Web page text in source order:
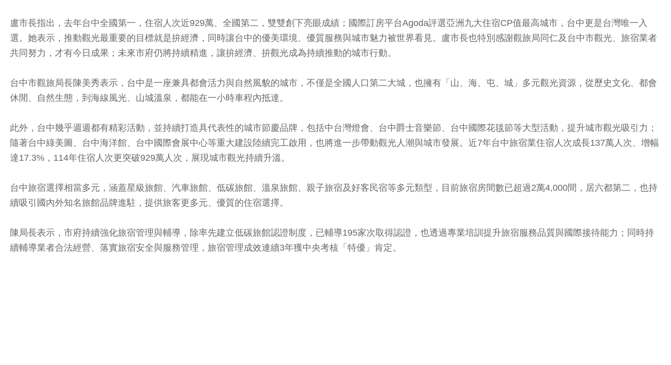
盧市長指出，去年台中全國第一，住宿人次近929萬、全國第二，雙雙創下亮眼成績；國際訂房平台Agoda評選亞洲九大住宿CP值最高城市，台中更是台灣唯一入
選。她表示，推動觀光最重要的目標就是拚經濟，同時讓台中的優美環境、優質服務與城市魅力被世界看見。盧市長也特別感謝觀旅局同仁及台中市觀光、旅宿業者
共同努力，才有今日成果；未來市府仍將持續精進，讓拚經濟、拚觀光成為持續推動的城市行動。
台中市觀旅局長陳美秀表示，台中是一座兼具都會活力與自然風貌的城市，不僅是全國人口第二大城，也擁有「山、海、屯、城」多元觀光資源，從歷史文化、都會
休閒、自然生態，到海線風光、山城溫泉，都能在一小時車程內抵達。
此外，台中幾乎週週都有精彩活動，並持續打造具代表性的城市節慶品牌，包括中台灣燈會、台中爵士音樂節、台中國際花毯節等大型活動，提升城市觀光吸引力；
隨著台中綠美圖、台中海洋館、台中國際會展中心等重大建設陸續完工啟用，也將進一步帶動觀光人潮與城市發展。近7年台中旅宿業住宿人次成長137萬人次、增幅
達17.3%，114年住宿人次更突破929萬人次，展現城市觀光持續升溫。
台中旅宿選擇相當多元，涵蓋星級旅館、汽車旅館、低碳旅館、溫泉旅館、親子旅宿及好客民宿等多元類型，目前旅宿房間數已超過2萬4,000間，居六都第二，也持
續吸引國內外知名旅館品牌進駐，提供旅客更多元、優質的住宿選擇。
陳局長表示，市府持續強化旅宿管理與輔導，除率先建立低碳旅館認證制度，已輔導195家次取得認證，也透過專業培訓提升旅宿服務品質與國際接待能力；同時持
續輔導業者合法經營、落實旅宿安全與服務管理，旅宿管理成效連續3年獲中央考核「特優」肯定。